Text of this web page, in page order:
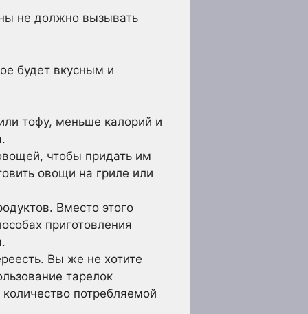
не должно вызывать
будет вкусным и
тофу, меньше калорий и
чтобы придать им
овощи на гриле или
Вместо этого
приготовления
Вы же не хотите
тарелок
потребляемой